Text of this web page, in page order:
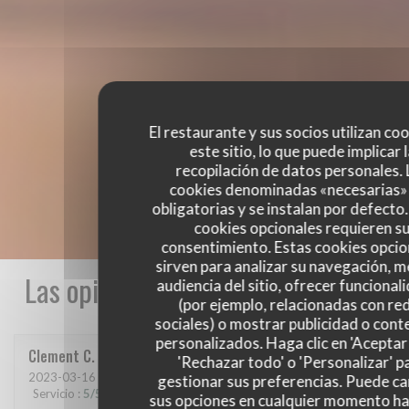
El restaurante y sus socios utilizan
este sitio, lo que puede implicar
recopilación de datos personales.
cookies denominadas
obligatorias y se instalan por
cookies opcionales requieren
consentimiento. Estas cookies
sirven para analizar su navegación,
audiencia del sitio, ofrecer
(por ejemplo, relacionadas con
sociales) o mostrar publicidad o
personalizados. Haga clic en
'Rechazar todo' o 'Personalizar'
gestionar sus preferencias. Puede
sus opciones en cualquier momento
Las opiniones de nuestros clientes
Clement C
2023-03-16 - 21:00 - Invitados 6
Servicio : 5/5 Ambiente: Menú Calidad / Precio